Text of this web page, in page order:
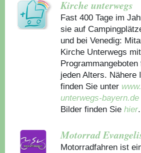
Kirche unterwegs
Fast 400 Tage im
sie auf
und bei Venedig:
Kirche Unterwegs mit
jeden Alters. Nähere
finden Sie unter
unterwegs-bayern.de
Bilder finden Sie hier.
Motorrad
Motorradfahren ist